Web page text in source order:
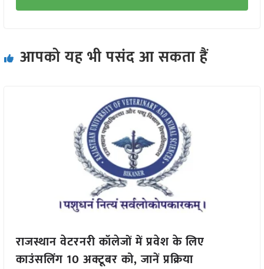
आपको यह भी पसंद आ सकता हैं
राजस्थान वेटरनरी कॉलेजों में प्रवेश के लिए
काउंसलिंग 10 अक्टूबर को, जानें प्रक्रिया